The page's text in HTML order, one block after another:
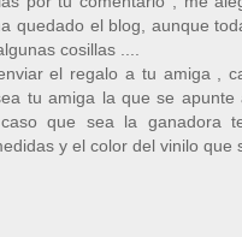
quedado el blog, aunque
cosillas ....
el regalo a tu amiga ,
tu amiga la que se apunte
que sea la ganadora
y el color del vinilo que